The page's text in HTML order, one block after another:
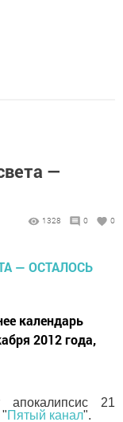
—
1328 0 0
календарь
2012 года,
21
Пятый канал".